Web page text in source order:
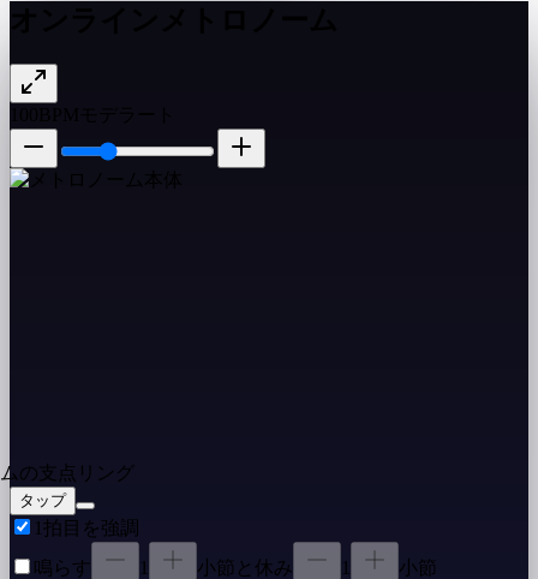
タップ
1拍目を強調
鳴らす
1 小節 と休み 1
小節